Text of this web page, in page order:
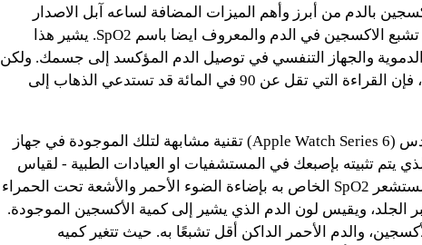
بالدم من أبرز وأهم الميزات المضافة لساعه آبل الاصدار
السادس، حيث يمكنك من قياس تشبع الاكسجين في الدم والمعروف ايضا باسم SpO2. يشير هذا
والجهاز التنفسي في توصيل الدم المؤكسد إلى جسمك. ولكن
كما تنصح كلية الطب بجامعة ييل، فإن القراءة التي تقل عن 90 في المائة قد تستدعي الذهاب إلى
تستخدم ساعة أبل الاصدار السادس (Apple Watch Series 6) تقنية مشابهة لتلك الموجودة في جهاز
يتم تثبيته بإصبعك في المستشفيات او العيادات الطبية - لقياس
تشبع الأكسجين في الدم. يقوم مستشعر SpO2 الخاص به بإضاءة الضوء الأحمر والأشعة تحت الحمراء
الجلد، ويقيس لون الدم الذي يشير إلى كمية الأكسجين الموجودة.
والدم الأحمر الداكن أقل تشبعًا به. حيث تتغير كميه